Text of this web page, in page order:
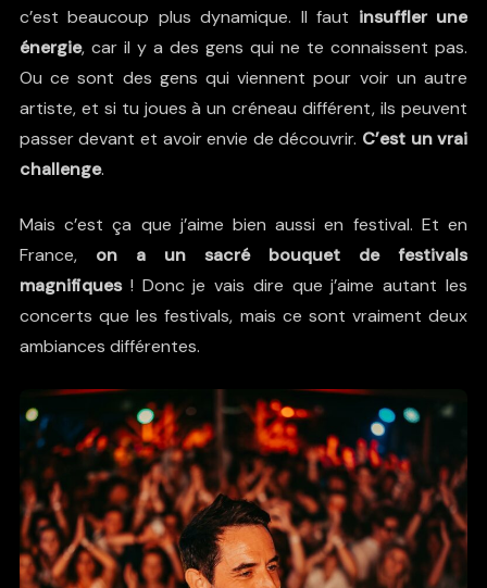
c’est beaucoup plus dynamique. Il faut insuffler une
énergie, car il y a des gens qui ne te connaissent pas.
Ou ce sont des gens qui viennent pour voir un autre
artiste, et si tu joues à un créneau différent, ils peuvent
passer devant et avoir envie de découvrir. C’est un vrai
challenge.
Mais c’est ça que j’aime bien aussi en festival. Et en
France, on a un sacré bouquet de festivals
magnifiques! Donc je vais dire que j’aime autant les
concerts que les festivals, mais ce sont vraiment deux
ambiances différentes.